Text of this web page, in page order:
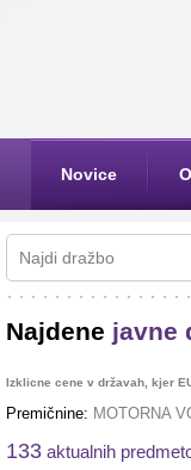
Novice
Najdene javne
Izklicne cene v državah, kjer
Premičnine: MOTORNA
133 aktualnih